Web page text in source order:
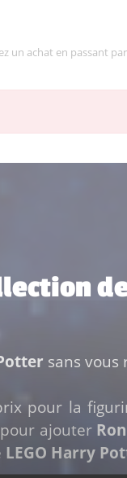
un achat en passant par
sans vous
pour la
ajouter
LEGO Harry